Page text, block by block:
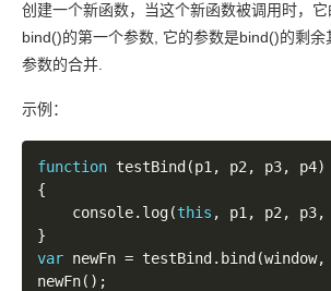
创建一个新函数，当这个新函数被调用时，
bind()的第一个参数, 它的参数是bind()的剩余
参数的合并.
示例：
function testBind (p1 , p2 , p3, p4)
{
	console
. log(this , p1 , p2 , p3,
}
var newFn = testBind . bind (window,
newFn( ) ;